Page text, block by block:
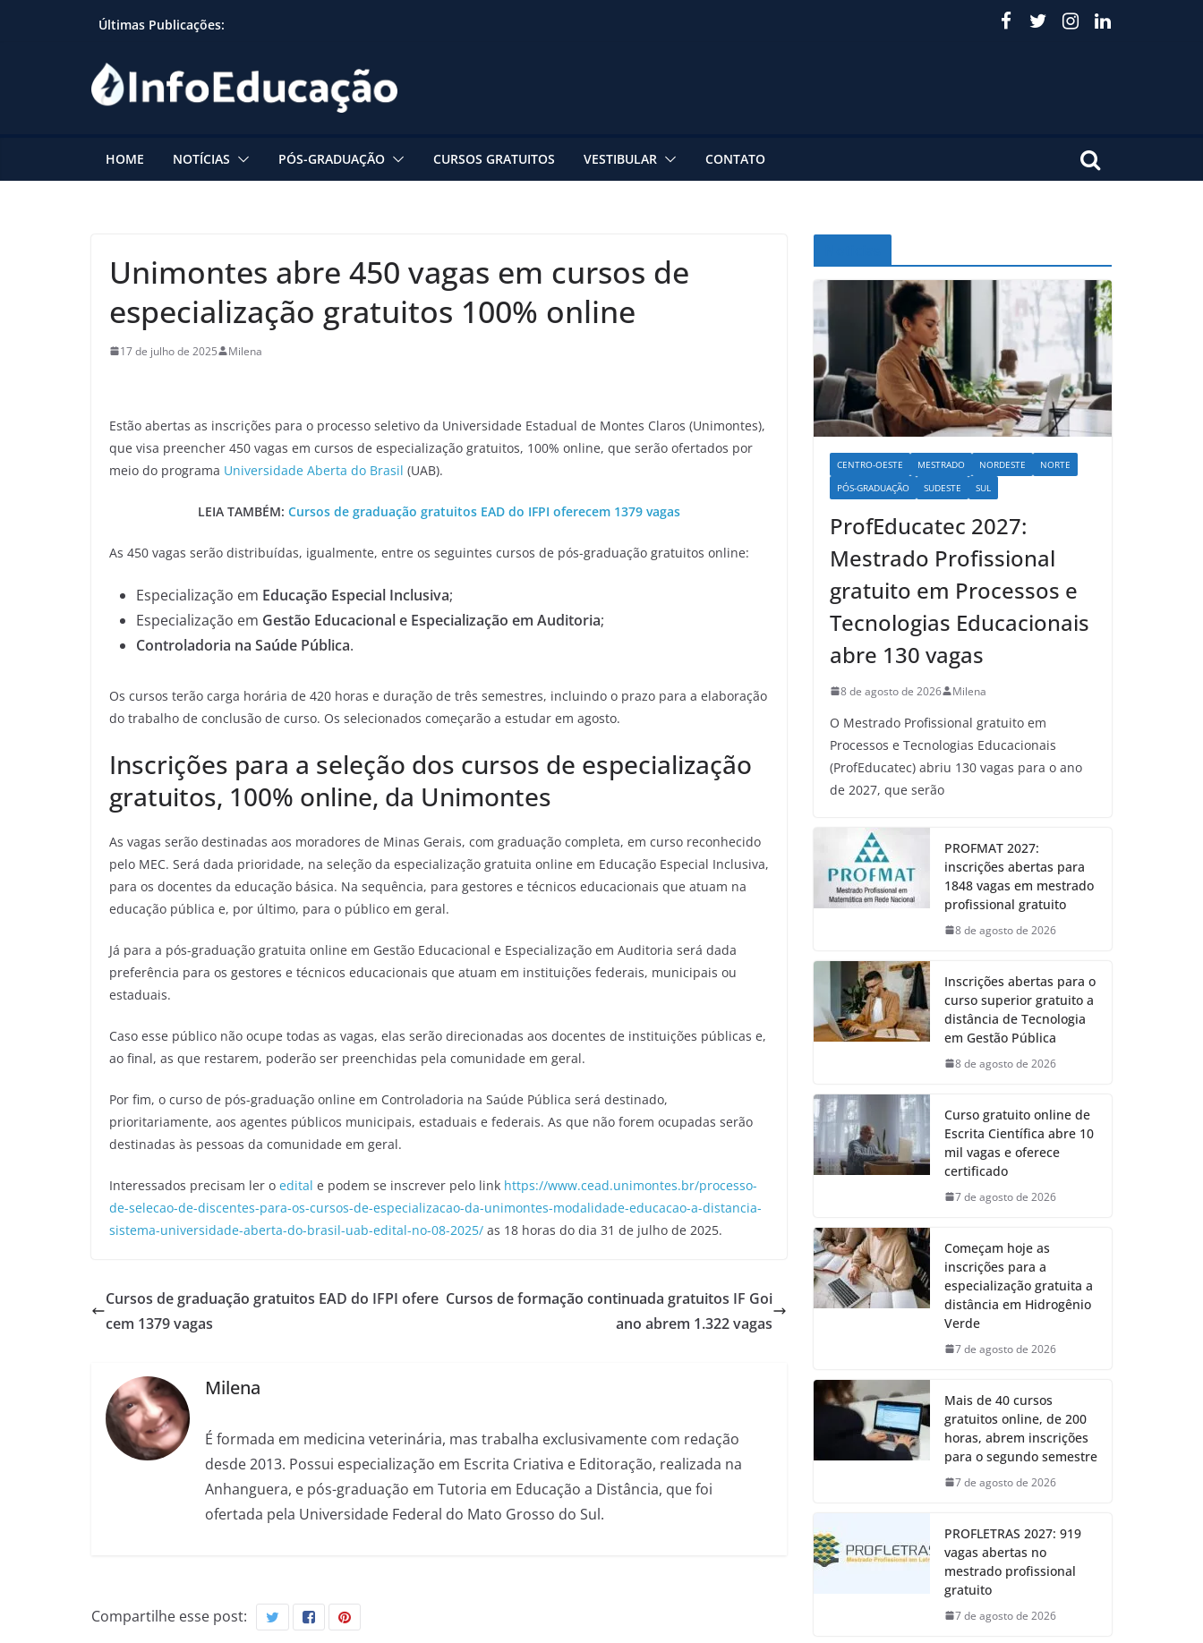
Últimas Publicações:
HOME NOTÍCIAS PÓS-GRADUAÇÃO CURSOS GRATUITOS VESTIBULAR CONTATO
Unimontes abre 450 vagas em cursos de
especialização gratuitos 100% online
17 de julho de 2025 Milena
Estão abertas as inscrições para o processo seletivo da Universidade Estadual de Montes Claros (Unimontes),
que visa preencher 450 vagas em cursos de especialização gratuitos, 100% online, que serão ofertados por
meio do programa Universidade Aberta do Brasil (UAB).
LEIA TAMBÉM: Cursos de graduação gratuitos EAD do IFPI oferecem 1379 vagas
As 450 vagas serão distribuídas, igualmente, entre os seguintes cursos de pós-graduação gratuitos online:
Especialização em Educação Especial Inclusiva;
Especialização em Gestão Educacional e Especialização em Auditoria;
Controladoria na Saúde Pública.
Os cursos terão carga horária de 420 horas e duração de três semestres, incluindo o prazo para a elaboração
do trabalho de conclusão de curso. Os selecionados começarão a estudar em agosto.
Inscrições para a seleção dos cursos de especialização
gratuitos, 100% online, da Unimontes
As vagas serão destinadas aos moradores de Minas Gerais, com graduação completa, em curso reconhecido
pelo MEC. Será dada prioridade, na seleção da especialização gratuita online em Educação Especial Inclusiva,
para os docentes da educação básica. Na sequência, para gestores e técnicos educacionais que atuam na
educação pública e, por último, para o público em geral.
Já para a pós-graduação gratuita online em Gestão Educacional e Especialização em Auditoria será dada
preferência para os gestores e técnicos educacionais que atuam em instituições federais, municipais ou
estaduais.
Caso esse público não ocupe todas as vagas, elas serão direcionadas aos docentes de instituições públicas e,
ao final, as que restarem, poderão ser preenchidas pela comunidade em geral.
Por fim, o curso de pós-graduação online em Controladoria na Saúde Pública será destinado,
prioritariamente, aos agentes públicos municipais, estaduais e federais. As que não forem ocupadas serão
destinadas às pessoas da comunidade em geral.
Interessados precisam ler o edital e podem se inscrever pelo link https://www.cead.unimontes.br/processo-
de-selecao-de-discentes-para-os-cursos-de-especializacao-da-unimontes-modalidade-educacao-a-distancia-
sistema-universidade-aberta-do-brasil-uab-edital-no-08-2025/ as 18 horas do dia 31 de julho de 2025.
Cursos de graduação gratuitos EAD do IFPI ofere
cem 1379 vagas
Cursos de formação continuada gratuitos IF Goi
ano abrem 1.322 vagas
Milena
É formada em medicina veterinária, mas trabalha exclusivamente com redação
desde 2013. Possui especialização em Escrita Criativa e Editoração, realizada na
Anhanguera, e pós-graduação em Tutoria em Educação a Distância, que foi
ofertada pela Universidade Federal do Mato Grosso do Sul.
Compartilhe esse post:
CENTRO-OESTE MESTRADO NORDESTE
NORTE
PÓS-GRADUAÇÃO
SUDESTE SUL
ProfEducatec 2027:
Mestrado Profissional
gratuito em Processos e
Tecnologias Educacionais
abre 130 vagas
8 de agosto de 2026 Milena
O Mestrado Profissional gratuito em
Processos e Tecnologias Educacionais
(ProfEducatec) abriu 130 vagas para o ano
de 2027, que serão
PROFMAT 2027:
inscrições abertas para
1848 vagas em mestrado
profissional gratuito
8 de agosto de 2026
Inscrições abertas para o
curso superior gratuito a
distância de Tecnologia
em Gestão Pública
8 de agosto de 2026
Curso gratuito online de
Escrita Científica abre 10
mil vagas e oferece
certificado
7 de agosto de 2026
Começam hoje as
inscrições para a
especialização gratuita a
distância em Hidrogênio
Verde
7 de agosto de 2026
Mais de 40 cursos
gratuitos online, de 200
horas, abrem inscrições
para o segundo semestre
7 de agosto de 2026
PROFLETRAS 2027: 919
vagas abertas no
mestrado profissional
gratuito
7 de agosto de 2026